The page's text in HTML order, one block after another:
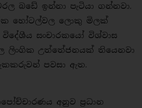
බඩේ ඉන්නා පැටියා ගන්නවා.
හෝටල්වල ලොකු මිලක්
සංචාරකයෝ විශ්වාස
ලිංගික උත්තේජනයක් තියෙනවා
පවසා ඇත.
අනුව ප්‍රධාන